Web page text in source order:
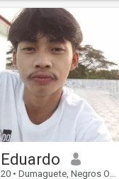
Eduardo
20 • Dumaguete, Negros Oriental, Filipinas